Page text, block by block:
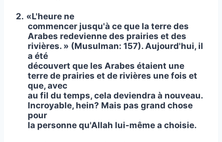
2. «L'heure ne
commencer jusqu'à ce que la terre des
Arabes redevienne des prairies et des
rivières. » (Musulman: 157). Aujourd'hui, il
a été
découvert que les Arabes étaient une
terre de prairies et de rivières une fois et
que, avec
au fil du temps, cela deviendra à nouveau.
Incroyable, hein? Mais pas grand chose
pour
la personne qu'Allah lui-même a choisie.